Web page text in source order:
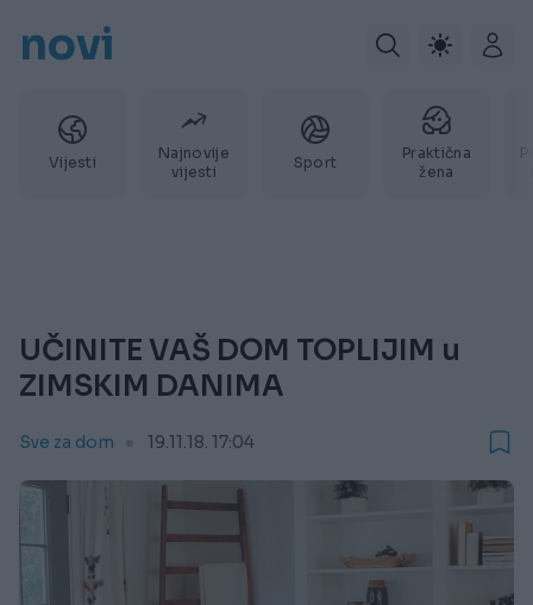
novi
Vijesti
Najnovije
vijesti
Sport
Praktična
žena
UČINITE VAŠ DOM TOPLIJIM u
ZIMSKIM DANIMA
Sve za dom 19.11.18. 17:04